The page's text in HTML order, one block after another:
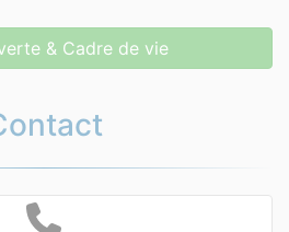
& Cadre de vie